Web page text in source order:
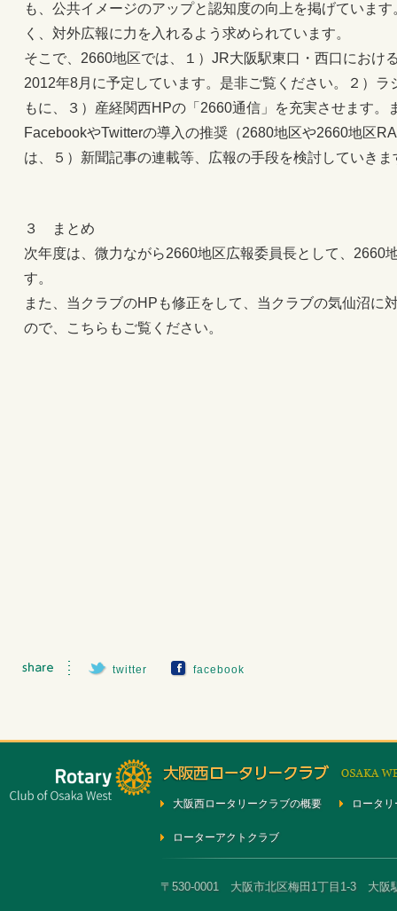
も、公共イメージのアップと認知度の向上を掲げていま
く、対外広報に力を入れるよう求められています。
そこで、2660地区では、１）JR大阪駅東口・西口におけ
2012年8月に予定しています。是非ご覧ください。２）
もに、３）産経関西HPの「2660通信」を充実させます。
FacebookやTwitterの導入の推奨（2680地区や2660地区
は、５）新聞記事の連載等、広報の手段を検討していきま
３ まとめ
次年度は、微力ながら2660地区広報委員長として、2660
す。
また、当クラブのHPも修正をして、当クラブの気仙沼に
ので、こちらもご覧ください。
twitter facebook
大阪西ロータリークラブの概要 ロータ
ローターアクトクラブ
〒530-0001 大阪市北区梅田1丁目1-3 大阪